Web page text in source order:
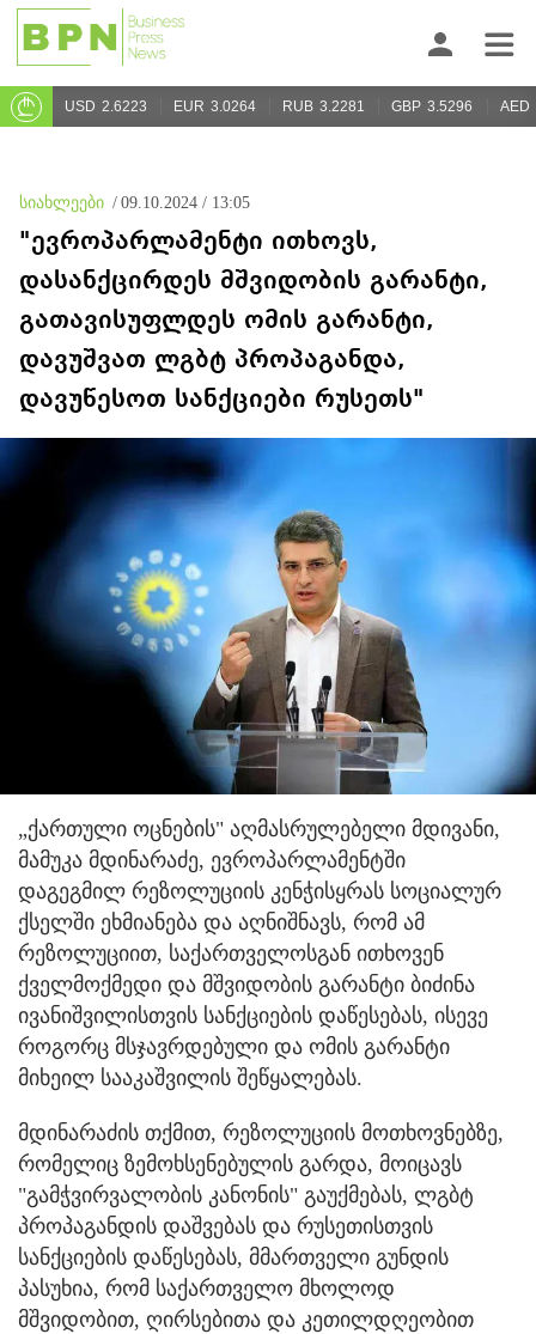
USD 2.6223 EUR 3.0264 RUB 3.2281 GBP 3.5296 AED
სიახლეები / 09.10.2024 / 13:05
"ევროპარლამენტი ითხოვს,
დასანქცირდეს მშვიდობის გარანტი,
გათავისუფლდეს ომის გარანტი,
დავუშვათ ლგბტ პროპაგანდა,
დავუწესოთ სანქციები რუსეთს"
„ქართული ოცნების" აღმასრულებელი მდივანი,
მამუკა მდინარაძე, ევროპარლამენტში
დაგეგმილ რეზოლუციის კენჭისყრას სოციალურ
ქსელში ეხმიანება და აღნიშნავს, რომ ამ
რეზოლუციით, საქართველოსგან ითხოვენ
ქველმოქმედი და მშვიდობის გარანტი ბიძინა
ივანიშვილისთვის სანქციების დაწესებას, ისევე
როგორც მსჯავრდებული და ომის გარანტი
მიხეილ სააკაშვილის შეწყალებას.
მდინარაძის თქმით, რეზოლუციის მოთხოვნებზე,
რომელიც ზემოხსენებულის გარდა, მოიცავს
"გამჭვირვალობის კანონის" გაუქმებას, ლგბტ
პროპაგანდის დაშვებას და რუსეთისთვის
სანქციების დაწესებას, მმართველი გუნდის
პასუხია, რომ საქართველო მხოლოდ
მშვიდობით, ღირსებითა და კეთილდღეობით